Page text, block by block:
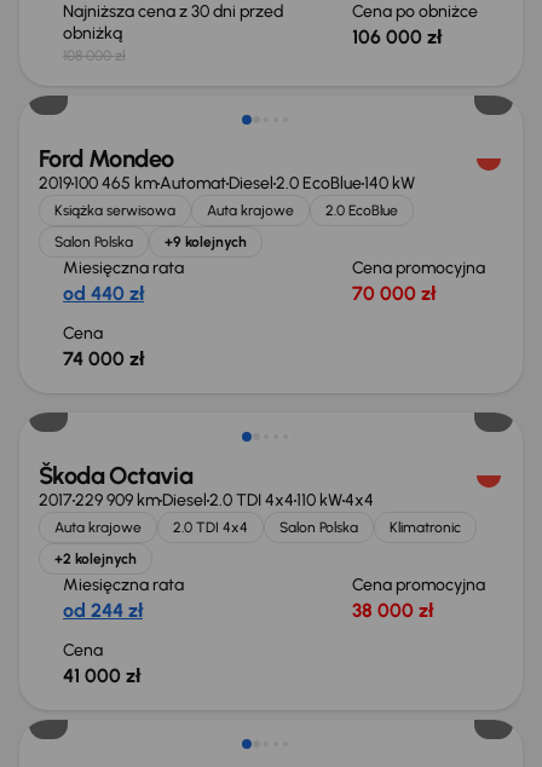
Najniższa cena z 30 dni przed
obniżką
108 000 zł
Cena po obniżce
106 000 zł
Ford Mondeo
2019100 465 kmAutomatDiesel2.0 EcoBlue140 kW
Książka serwisowa Auta krajowe
2.0 EcoBlue
Salon Polska
+9 kolejnych
Miesięczna rata
od 440 zł
Cena promocyjna
70 000 zł
Cena
74 000 zł
Škoda Octavia
2017229 909 kmDiesel2.0 TDI 4x4110 kW4x4
Auta krajowe 2.0 TDI 4x4 Salon Polska
Klimatronic
+2 kolejnych
Miesięczna rata
od 244 zł
Cena promocyjna
38 000 zł
Cena
41 000 zł